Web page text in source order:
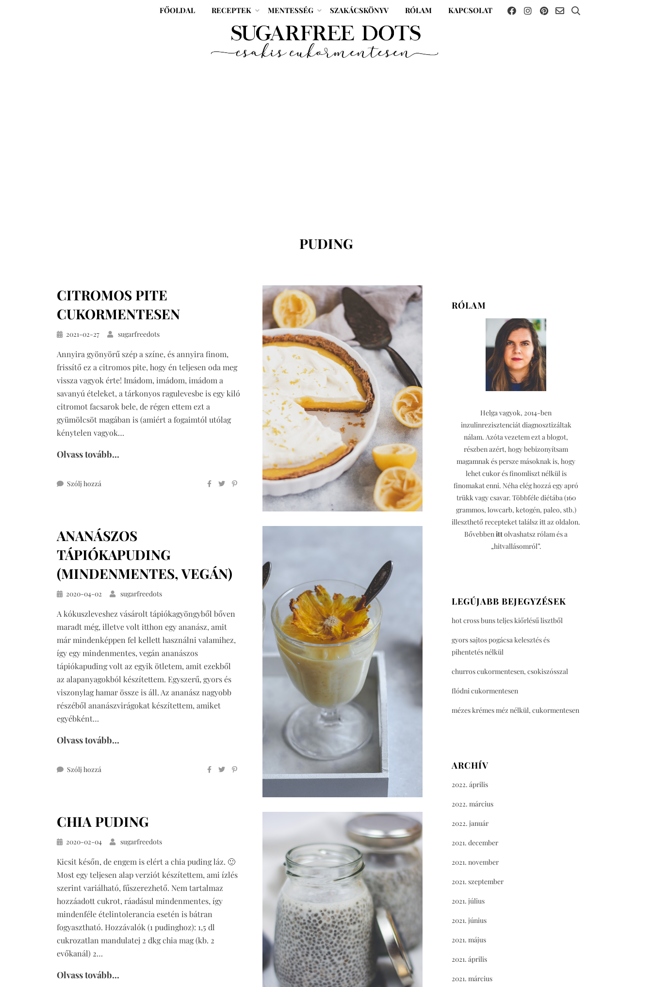
FŐOLDAL RECEPTEK MENTESSÉG SZAKÁCSKÖNYV RÓLAM KAPCSOLAT
CÍMKE
:
PUDING
CITROMOS PITE
CUKORMENTESEN
Közzétéve
2021-02-27 sugarfreedots
Annyira gyönyörű szép a színe, és annyira finom,
frissítő ez a citromos pite, hogy én teljesen oda meg
vissza vagyok érte! Imádom, imádom, imádom a
savanyú ételeket, a tárkonyos ragulevesbe is egy kiló
citromot facsarok bele, de régen ettem ezt a
gyümölcsöt magában is (amiért a fogaimtól utólag
kénytelen vagyok…
Olvass tovább...
Szólj hozzá
ANANÁSZOS
TÁPIÓKAPUDING
(MINDENMENTES, VEGÁN)
Közzétéve
2020-04-02 sugarfreedots
A kókuszleveshez vásárolt tápiókagyöngyből bőven
maradt még, illetve volt itthon egy ananász, amit
már mindenképpen fel kellett használni valamihez,
így egy mindenmentes, vegán ananászos
tápiókapuding volt az egyik ötletem, amit ezekből
az alapanyagokból készítettem. Egyszerű, gyors és
viszonylag hamar össze is áll. Az ananász nagyobb
részéből ananászvirágokat készítettem, amiket
egyébként…
Olvass tovább...
Szólj hozzá
vegán)
CHIA PUDING
Közzétéve
2020-02-04 sugarfreedots
Kicsit későn, de engem is elért a chia puding láz. 🙂
Most egy teljesen alap verziót készítettem, ami ízlés
szerint variálható, fűszerezhető. Nem tartalmaz
hozzáadott cukrot, ráadásul mindenmentes, így
mindenféle ételintolerancia esetén is bátran
fogyasztható. Hozzávalók (1 pudinghoz): 1,5 dl
cukrozatlan mandulatej 2 dkg chia mag (kb. 2
evőkanál) 2…
Olvass tovább...
RÓLAM
Helga vagyok, 2014-ben
inzulinrezisztenciát diagnosztizáltak
nálam. Azóta vezetem ezt a blogot,
részben azért, hogy bebizonyítsam
magamnak és persze másoknak is, hogy
lehet cukor és finomliszt nélkül is
finomakat enni. Néha elég hozzá egy apró
trükk vagy csavar. Többféle diétába (160
grammos, lowcarb, ketogén, paleo, stb.)
illeszthető recepteket találsz itt az oldalon.
Bővebbenittolvashatsz rólam és a
„hitvallásomról”.
LEGÚJABB BEJEGYZÉSEK
hot cross buns teljes kiőrlésű lisztből
gyors sajtos pogácsa kelesztés és
pihentetés nélkül
churros cukormentesen, csokiszósszal
flódni cukormentesen
mézes krémes méz nélkül, cukormentesen
ARCHÍV
2022. április
2022. március
2022. január
2021. december
2021. november
2021. szeptember
2021. július
2021. június
2021. május
2021. április
2021. március